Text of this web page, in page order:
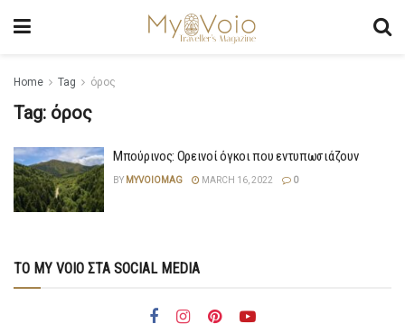
Home Tag όρος
Tag: όρος
Μπούρινος: Ορεινοί όγκοι που εντυπωσιάζουν
BY MYVOIOMAG MARCH 16, 2022 0
ΤΟ MY VOIO ΣΤΑ SOCIAL MEDIA